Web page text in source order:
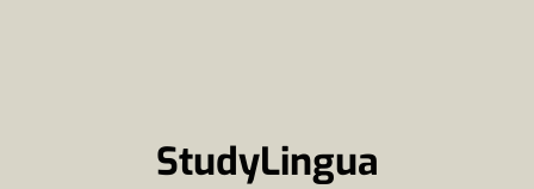
StudyLingua